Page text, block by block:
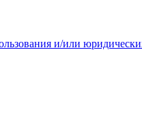
и/или